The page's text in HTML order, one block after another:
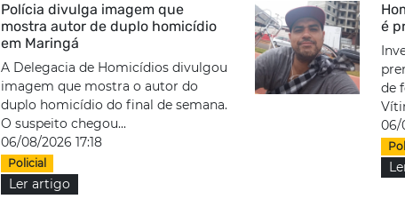
Polícia divulga imagem que
mostra autor de duplo homicídio
em Maringá
A Delegacia de Homicídios divulgou
imagem que mostra o autor do
duplo homicídio do final de semana.
O suspeito chegou...
06/08/2026 17:18
Policial
Ler artigo
é
de
06/